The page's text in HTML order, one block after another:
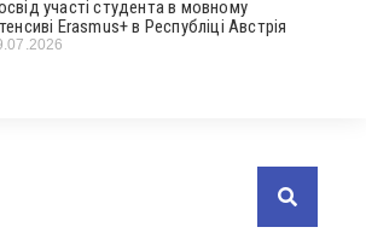
участі студента в мовному
Erasmus+ в Республіці Австрія